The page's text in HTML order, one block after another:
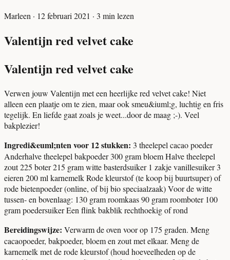
Marleen · 12 februari 2021 · 3 min lezen
Valentijn red velvet cake
Valentijn red velvet cake
Verwen jouw Valentijn met een heerlijke red velvet cake! Niet
alleen een plaatje om te zien, maar ook smeu&iuml;g, luchtig en fris
tegelijk. En liefde gaat zoals je weet...door de maag ;-). Veel
bakplezier!
Ingredi&euml;nten voor 12 stukken: 3 theelepel cacao poeder
Anderhalve theelepel bakpoeder 300 gram bloem Halve theelepel
zout 225 boter 215 gram witte basterdsuiker 1 zakje vanillesuiker 3
eieren 200 ml karnemelk Rode kleurstof (te koop bij buurtsuper) of
rode bietenpoeder (online, of bij bio speciaalzaak) Voor de witte
tussen- en bovenlaag: 130 gram roomkaas 90 gram roomboter 100
gram poedersuiker Een flink bakblik rechthoekig of rond
Bereidingswijze: Verwarm de oven voor op 175 graden. Meng
cacaopoeder, bakpoeder, bloem en zout met elkaar. Meng de
karnemelk met de rode kleurstof (houd hoeveelheden op de